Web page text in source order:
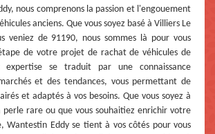
nous comprenons la passion et l'engouement
anciens. Que vous soyez basé à Villiers Le
veniez de 91190, nous sommes là pour vous
de votre projet de rachat de véhicules de
expertise se traduit par une connaissance
et des tendances, vous permettant de
et adaptés à vos besoins. Que vous soyez à
perle rare ou que vous souhaitiez enrichir votre
Wantestin Eddy se tient à vos côtés pour vous